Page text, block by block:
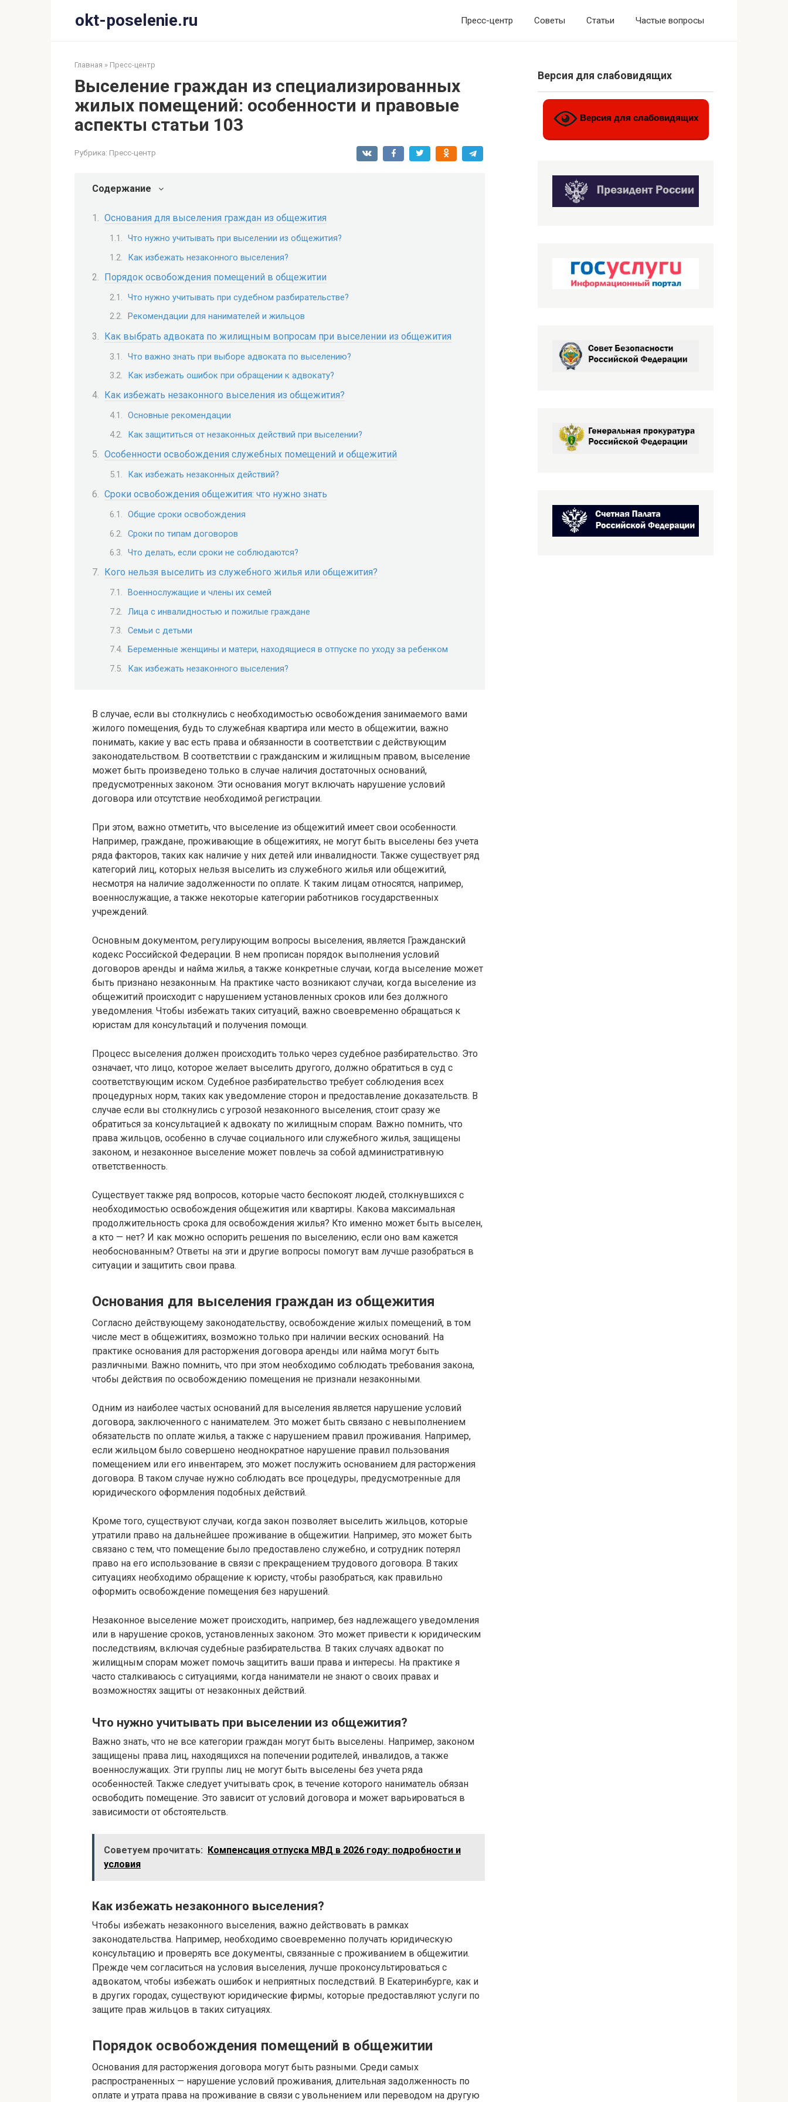
okt-poselenie.ru Пресс-центр Советы Статьи Частые вопросы
Главная » Пресс-центр
Выселение граждан из специализированных
жилых помещений: особенности и правовые
аспекты статьи 103
Рубрика: Пресс-центр
Содержание
Основания для выселения граждан из общежития
Что нужно учитывать при выселении из общежития?
Как избежать незаконного выселения?
Порядок освобождения помещений в общежитии
Что нужно учитывать при судебном разбирательстве?
Рекомендации для нанимателей и жильцов
Как выбрать адвоката по жилищным вопросам при выселении из общежития
Что важно знать при выборе адвоката по выселению?
Как избежать ошибок при обращении к адвокату?
Как избежать незаконного выселения из общежития?
Основные рекомендации
Как защититься от незаконных действий при выселении?
Особенности освобождения служебных помещений и общежитий
Как избежать незаконных действий?
Сроки освобождения общежития: что нужно знать
Общие сроки освобождения
Сроки по типам договоров
Что делать, если сроки не соблюдаются?
Кого нельзя выселить из служебного жилья или общежития?
Военнослужащие и члены их семей
Лица с инвалидностью и пожилые граждане
Семьи с детьми
Беременные женщины и матери, находящиеся в отпуске по уходу за ребенком
Как избежать незаконного выселения?
В случае, если вы столкнулись с необходимостью освобождения занимаемого вами
жилого помещения, будь то служебная квартира или место в общежитии, важно
понимать, какие у вас есть права и обязанности в соответствии с действующим
законодательством. В соответствии с гражданским и жилищным правом, выселение
может быть произведено только в случае наличия достаточных оснований,
предусмотренных законом. Эти основания могут включать нарушение условий
договора или отсутствие необходимой регистрации.
При этом, важно отметить, что выселение из общежитий имеет свои особенности.
Например, граждане, проживающие в общежитиях, не могут быть выселены без учета
ряда факторов, таких как наличие у них детей или инвалидности. Также существует ряд
категорий лиц, которых нельзя выселить из служебного жилья или общежитий,
несмотря на наличие задолженности по оплате. К таким лицам относятся, например,
военнослужащие, а также некоторые категории работников государственных
учреждений.
Основным документом, регулирующим вопросы выселения, является Гражданский
кодекс Российской Федерации. В нем прописан порядок выполнения условий
договоров аренды и найма жилья, а также конкретные случаи, когда выселение может
быть признано незаконным. На практике часто возникают случаи, когда выселение из
общежитий происходит с нарушением установленных сроков или без должного
уведомления. Чтобы избежать таких ситуаций, важно своевременно обращаться к
юристам для консультаций и получения помощи.
Процесс выселения должен происходить только через судебное разбирательство. Это
означает, что лицо, которое желает выселить другого, должно обратиться в суд с
соответствующим иском. Судебное разбирательство требует соблюдения всех
процедурных норм, таких как уведомление сторон и предоставление доказательств. В
случае если вы столкнулись с угрозой незаконного выселения, стоит сразу же
обратиться за консультацией к адвокату по жилищным спорам. Важно помнить, что
права жильцов, особенно в случае социального или служебного жилья, защищены
законом, и незаконное выселение может повлечь за собой административную
ответственность.
Существует также ряд вопросов, которые часто беспокоят людей, столкнувшихся с
необходимостью освобождения общежития или квартиры. Какова максимальная
продолжительность срока для освобождения жилья? Кто именно может быть выселен,
а кто — нет? И как можно оспорить решения по выселению, если оно вам кажется
необоснованным? Ответы на эти и другие вопросы помогут вам лучше разобраться в
ситуации и защитить свои права.
Основания для выселения граждан из общежития
Согласно действующему законодательству, освобождение жилых помещений, в том
числе мест в общежитиях, возможно только при наличии веских оснований. На
практике основания для расторжения договора аренды или найма могут быть
различными. Важно помнить, что при этом необходимо соблюдать требования закона,
чтобы действия по освобождению помещения не признали незаконными.
Одним из наиболее частых оснований для выселения является нарушение условий
договора, заключенного с нанимателем. Это может быть связано с невыполнением
обязательств по оплате жилья, а также с нарушением правил проживания. Например,
если жильцом было совершено неоднократное нарушение правил пользования
помещением или его инвентарем, это может послужить основанием для расторжения
договора. В таком случае нужно соблюдать все процедуры, предусмотренные для
юридического оформления подобных действий.
Кроме того, существуют случаи, когда закон позволяет выселить жильцов, которые
утратили право на дальнейшее проживание в общежитии. Например, это может быть
связано с тем, что помещение было предоставлено служебно, и сотрудник потерял
право на его использование в связи с прекращением трудового договора. В таких
ситуациях необходимо обращение к юристу, чтобы разобраться, как правильно
оформить освобождение помещения без нарушений.
Незаконное выселение может происходить, например, без надлежащего уведомления
или в нарушение сроков, установленных законом. Это может привести к юридическим
последствиям, включая судебные разбирательства. В таких случаях адвокат по
жилищным спорам может помочь защитить ваши права и интересы. На практике я
часто сталкиваюсь с ситуациями, когда наниматели не знают о своих правах и
возможностях защиты от незаконных действий.
Что нужно учитывать при выселении из общежития?
Важно знать, что не все категории граждан могут быть выселены. Например, законом
защищены права лиц, находящихся на попечении родителей, инвалидов, а также
военнослужащих. Эти группы лиц не могут быть выселены без учета ряда
особенностей. Также следует учитывать срок, в течение которого наниматель обязан
освободить помещение. Это зависит от условий договора и может варьироваться в
зависимости от обстоятельств.
Советуем прочитать:
Компенсация отпуска МВД в 2026 году: подробности и
условия
Как избежать незаконного выселения?
Чтобы избежать незаконного выселения, важно действовать в рамках
законодательства. Например, необходимо своевременно получать юридическую
консультацию и проверять все документы, связанные с проживанием в общежитии.
Прежде чем согласиться на условия выселения, лучше проконсультироваться с
адвокатом, чтобы избежать ошибок и неприятных последствий. В Екатеринбурге, как и
в других городах, существуют юридические фирмы, которые предоставляют услуги по
защите прав жильцов в таких ситуациях.
Порядок освобождения помещений в общежитии
Основания для расторжения договора могут быть разными. Среди самых
распространенных — нарушение условий проживания, длительная задолженность по
оплате и утрата права на проживание в связи с увольнением или переводом на другую
Версия для слабовидящих
Версия для слабовидящих